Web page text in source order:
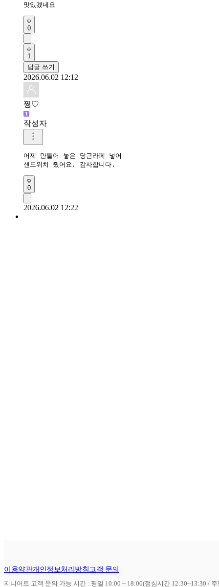
맛있겠네요
0
1
답글 쓰기
2026.06.02 12:12
쩡♡
작성자
어제 만들어 놓은 당근라페 넣어
샌드위치 줬어요. 감사합니다.
0
2026.06.02 12:22
이용약관개인정보처리방침고객 문의
지니어트 고객 문의 가능 시간 : 평일 10:00 ~ 18:00(점심시간 12:30~13:30 /